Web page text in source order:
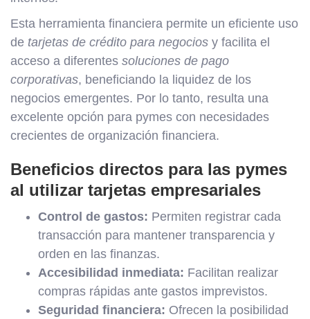
Esta herramienta financiera permite un eficiente uso
de tarjetas de crédito para negocios y facilita el
acceso a diferentes soluciones de pago
corporativas, beneficiando la liquidez de los
negocios emergentes. Por lo tanto, resulta una
excelente opción para pymes con necesidades
crecientes de organización financiera.
Beneficios directos para las pymes
al utilizar tarjetas empresariales
Control de gastos: Permiten registrar cada
transacción para mantener transparencia y
orden en las finanzas.
Accesibilidad inmediata: Facilitan realizar
compras rápidas ante gastos imprevistos.
Seguridad financiera: Ofrecen la posibilidad